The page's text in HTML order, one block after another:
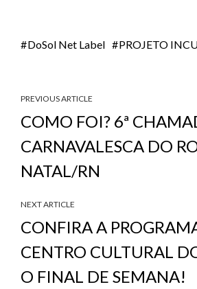
DoSol Net Label PROJETO
PREVIOUS ARTICLE
COMO FOI? 6ª
CARNAVALESCA DO
NATAL/RN
NEXT ARTICLE
CONFIRA A
CENTRO CULTURAL
O FINAL DE SEMANA!